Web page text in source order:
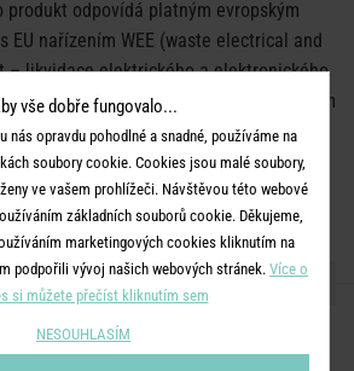
produkt odpovídá platným evropským
EU nařízením WEE (waste electrical and
– likvidace elektrického a elektronického
zlikvidovat v běžném domácím smíšeném
v lokálních místech určených pro
a elektronického odpadu.
Barva:černá
S PŘÁTELI
vše dobře fungovalo...
nás opravdu pohodlné a snadné, používáme na
soubory cookie. Cookies jsou malé soubory,
ve vašem prohlížeči. Návštěvou této webové
základních souborů cookie. Děkujeme,
marketingových cookies kliknutím na
podpořili vývoj našich webových stránek. Více o
si můžete přečíst kliknutím sem
NESOUHLASÍM